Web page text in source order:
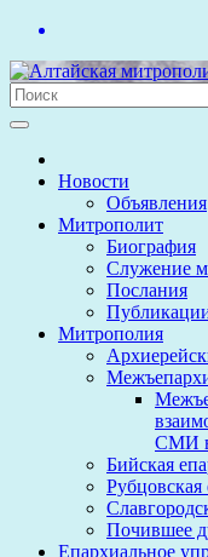
Перейти
содержимому
Новости
Объявления
Митрополит
Биография
Служение
Послания
Митрополия
СМИ в
Бийская
Рубцовская
Почившее
Епархиальное